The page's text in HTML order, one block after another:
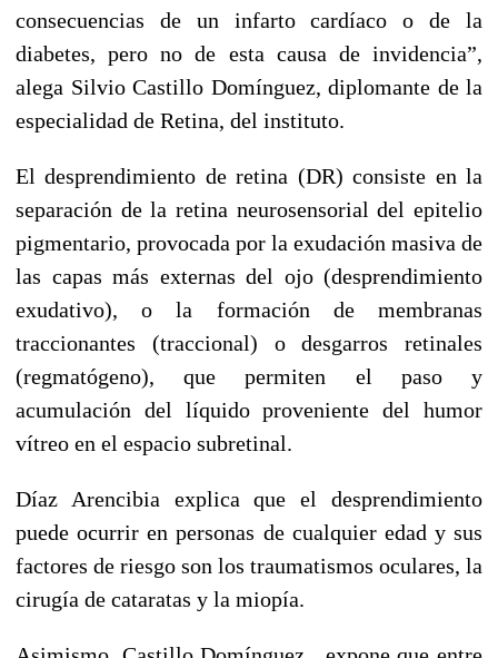
consecuencias de un infarto cardíaco o de la
diabetes, pero no de esta causa de invidencia”,
alega Silvio Castillo Domínguez, diplomante de la
especialidad de Retina, del instituto.
El desprendimiento de retina (DR) consiste en la
separación de la retina neurosensorial del epitelio
pigmentario, provocada por la exudación masiva de
las capas más externas del ojo (desprendimiento
exudativo), o la formación de membranas
traccionantes (traccional) o desgarros retinales
(regmatógeno), que permiten el paso y
acumulación del líquido proveniente del humor
vítreo en el espacio subretinal.
Díaz Arencibia explica que el desprendimiento
puede ocurrir en personas de cualquier edad y sus
factores de riesgo son los traumatismos oculares, la
cirugía de cataratas y la miopía.